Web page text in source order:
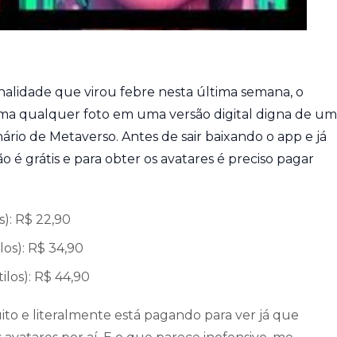
que virou febre nesta última semana, o
qualquer foto em uma versão digital digna de um
de Metaverso. Antes de sair baixando o app e já
é grátis e para obter os avatares é preciso pagar
R$ 22,90
R$ 34,90
R$ 44,90
e literalmente está pagando para ver já que